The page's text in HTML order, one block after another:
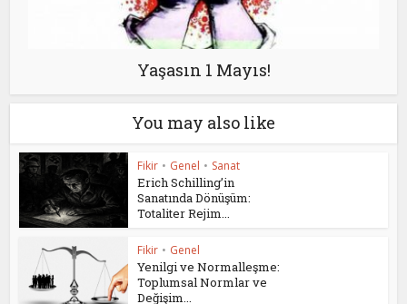
Yaşasın 1 Mayıs!
You may also like
Fikir • Genel • Sanat
Erich Schilling’in
Sanatında Dönüşüm:
Totaliter Rejim...
Fikir • Genel
Yenilgi ve Normalleşme:
Toplumsal Normlar ve
Değişim...